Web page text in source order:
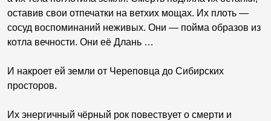
оставив свои отпечатки на ветхих мощах. Их плоть —
сосуд воспоминаний неживых. Они — пойма образов из
котла вечности. Они её Длань …
И накроет ей земли от Череповца до Сибирских
просторов.
Их энергичный чёрный рок повествует о смерти и